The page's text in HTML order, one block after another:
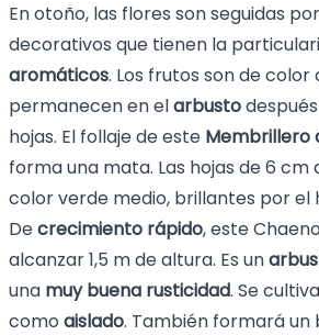
En otoño, las flores son seguidas
decorativos que tienen la
aromáticos. Los frutos son de
permanecen en elarbusto
hojas. El follaje de este Membrillero
forma una mata. Las hojas de 6 cm
color verde medio, brillantes por el
Decrecimiento rápido, este
alcanzar 1,5 m de altura. Es un
una muy buena rusticidad. Se
como aislado. También formará un